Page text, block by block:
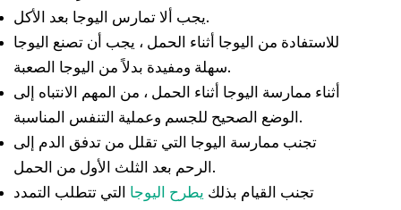
يجب ألا تمارس اليوجا بعد الأكل.
للاستفادة من اليوجا أثناء الحمل ، يجب أن تصنع اليوجا
سهلة ومفيدة بدلاً من اليوجا الصعبة.
أثناء ممارسة اليوجا أثناء الحمل ، من المهم الانتباه إلى
الوضع الصحيح للجسم وعملية التنفس المناسبة.
تجنب ممارسة اليوجا التي تقلل من تدفق الدم إلى
الرحم بعد الثلث الأول من الحمل.
تجنب القيام بذلك يطرح اليوجا التي تتطلب التمدد